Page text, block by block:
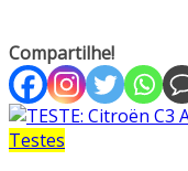
Compartilhe!
Testes